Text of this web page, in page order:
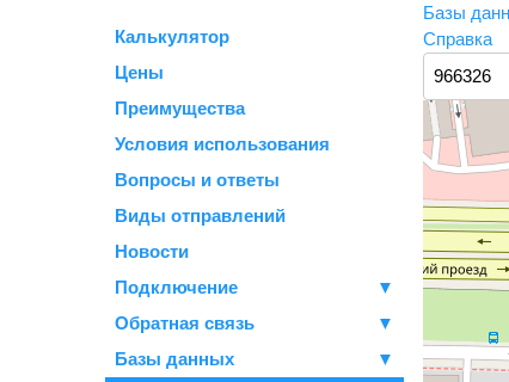
Калькулятор
Цены
Преимущества
Условия использования
Вопросы и ответы
Виды отправлений
Новости
Подключение
▼
Обратная связь
▼
Базы данных
▼
Базы
Справка